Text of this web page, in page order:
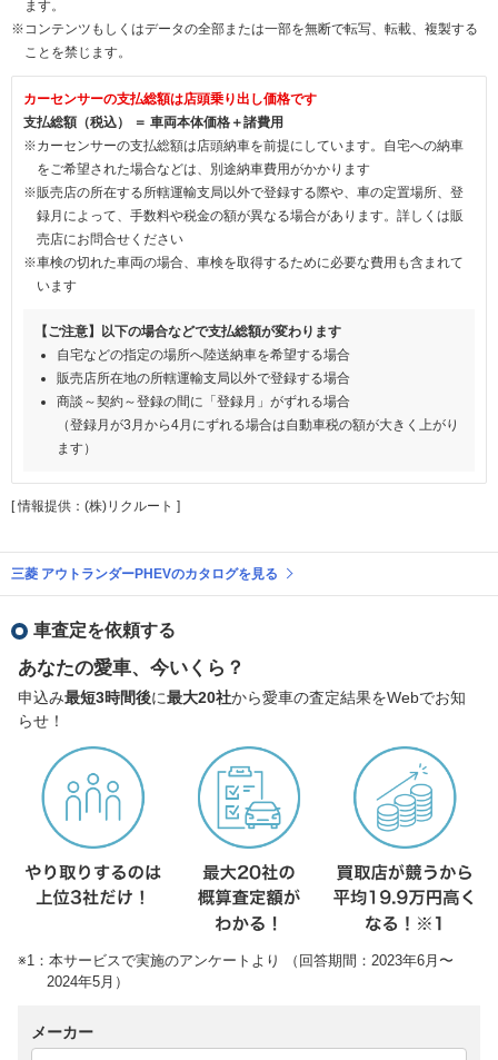
ます。
※コンテンツもしくはデータの全部または一部を無断で転写、転載、複製する
ことを禁じます。
カーセンサーの支払総額は店頭乗り出し価格です
支払総額（税込） ＝ 車両本体価格＋諸費用
※カーセンサーの支払総額は店頭納車を前提にしています。自宅への納車
をご希望された場合などは、別途納車費用がかかります
※販売店の所在する所轄運輸支局以外で登録する際や、車の定置場所、登
録月によって、手数料や税金の額が異なる場合があります。詳しくは販
売店にお問合せください
※車検の切れた車両の場合、車検を取得するために必要な費用も含まれて
います
【ご注意】以下の場合などで支払総額が変わります
自宅などの指定の場所へ陸送納車を希望する場合
販売店所在地の所轄運輸支局以外で登録する場合
商談～契約～登録の間に「登録月」がずれる場合
（登録月が3月から4月にずれる場合は自動車税の額が大きく上がり
ます）
[ 情報提供：(株)リクルート ]
三菱 アウトランダーPHEVのカタログを見る
車査定を依頼する
あなたの愛車、今いくら？
申込み最短3時間後に最大20社から愛車の査定結果をWebでお知
らせ！
※1：本サービスで実施のアンケートより （回答期間：2023年6月〜
2024年5月）
メーカー